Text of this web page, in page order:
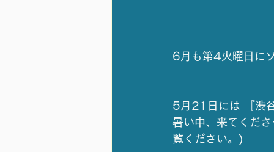
6月も第4火曜日に
5月21日には 『渋
暑い中、来てくだ
覧ください。)